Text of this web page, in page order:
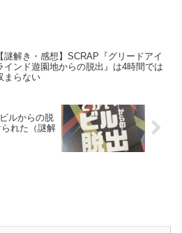
【謎解き・感想】SCRAP『グリードアイ
インド遊園地からの脱出』は4時間では
まらない
ルからの脱
れた（謎解